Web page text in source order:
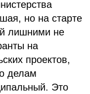
но на старте
лишними не
на
проектов,
делам
Это